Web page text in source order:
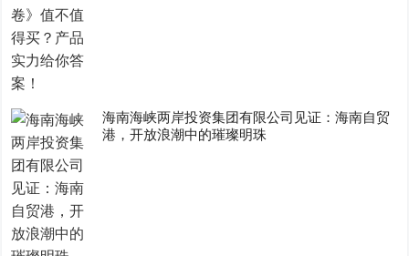
海南海峡两岸投资集团有限公司见证：海南自贸
港，开放浪潮中的璀璨明珠